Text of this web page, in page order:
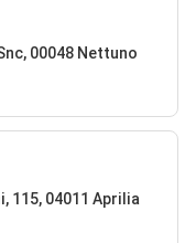
00048 Nettuno
115, 04011 Aprilia